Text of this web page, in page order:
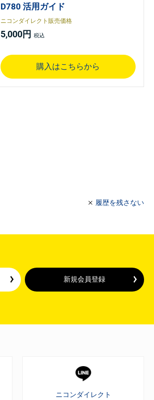
D780 活用ガイド
ニコンダイレクト販売価格
5,000円
購入はこちらから
履歴を残さない
新規会員登録
ニコンダイレクト